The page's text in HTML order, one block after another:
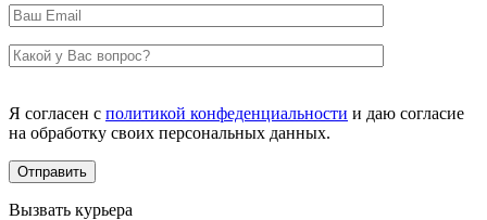
Я согласен с политикой конфеденциальности и даю согласие
на обработку своих персональных данных.
Вызвать курьера